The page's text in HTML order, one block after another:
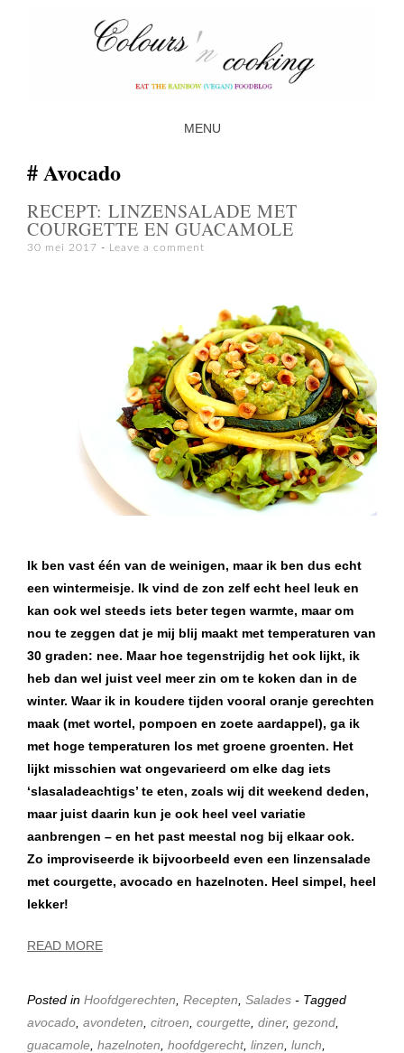
MENU
Avocado
RECEPT: LINZENSALADE MET
COURGETTE EN GUACAMOLE
30 mei 2017 Leave a comment
Ik ben vast één van de weinigen, maar ik ben dus echt
een wintermeisje. Ik vind de zon zelf echt heel leuk en
kan ook wel steeds iets beter tegen warmte, maar om
nou te zeggen dat je mij blij maakt met temperaturen van
30 graden: nee. Maar hoe tegenstrijdig het ook lijkt, ik
heb dan wel juist veel meer zin om te koken dan in de
winter. Waar ik in koudere tijden vooral oranje gerechten
maak (met wortel, pompoen en zoete aardappel), ga ik
met hoge temperaturen los met groene groenten. Het
lijkt misschien wat ongevarieerd om elke dag iets
‘slasaladeachtigs’ te eten, zoals wij dit weekend deden,
maar juist daarin kun je ook heel veel variatie
aanbrengen – en het past meestal nog bij elkaar ook.
Zo improviseerde ik bijvoorbeeld even een linzensalade
met courgette, avocado en hazelnoten. Heel simpel, heel
lekker!
READ MORE
Posted in Hoofdgerechten, Recepten, Salades - Tagged
avocado, avondeten, citroen, courgette, diner, gezond,
guacamole, hazelnoten, hoofdgerecht, linzen, lunch,